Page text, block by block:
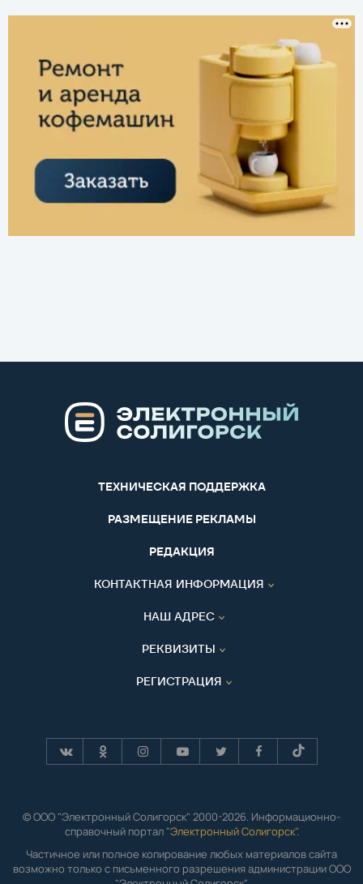
ТЕХНИЧЕСКАЯ ПОДДЕРЖКА
РАЗМЕЩЕНИЕ РЕКЛАМЫ
РЕДАКЦИЯ
КОНТАКТНАЯ ИНФОРМАЦИЯ
НАШ АДРЕС
РЕКВИЗИТЫ
РЕГИСТРАЦИЯ
© ООО "Электронный Солигорск" 2000-2026. Информационно-
справочный портал "Электронный Солигорск".
Частичное или полное копирование любых материалов сайта
возможно только с письменного разрешения администрации ООО